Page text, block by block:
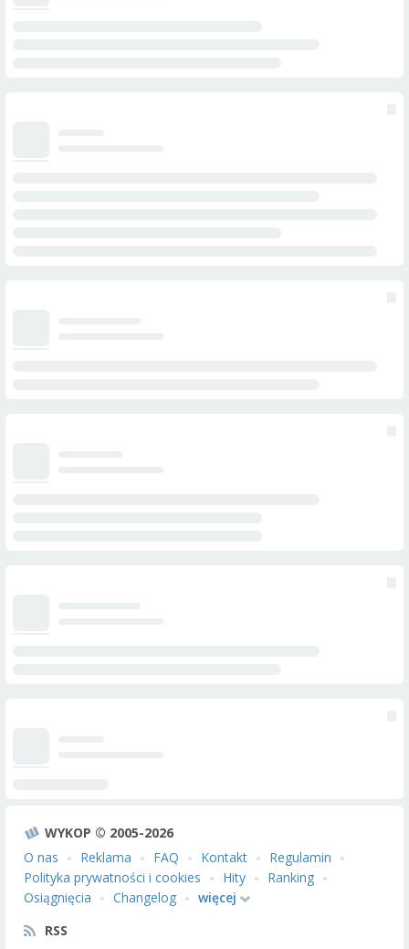
WYKOP © 2005-2026
O nas
Reklama FAQ Kontakt
Regulamin
Polityka prywatności i cookies
Hity
Ranking
Osiągnięcia
Changelog
więcej
RSS